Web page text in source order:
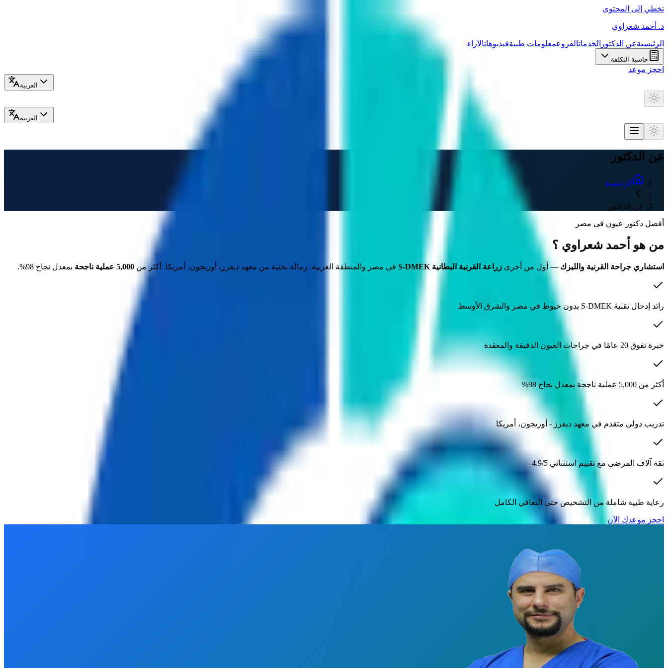
تخطي إلى المحتوى
د. أحمد شعراوي
الرئيسيةعن الدكتور الخدماتالفروعمعلومات طبيةفيديوهاتالآراء
حاسبة التكلفة
احجز موعد
العربية
العربية
عن الدكتور
الرئيسية
عن الدكتور
أفضل دكتور عيون فى مصر
من هو أحمد شعراوي ؟
استشاري جراحة القرنية والليزك — أول من أجرى زراعة القرنية البطانية S-DMEK في مصر والمنطقة العربية. زمالة بحثية من معهد ديفرز، أوريجون، أمريكا. أكثر من 5,000 عملية ناجحة بمعدل نجاح 98%.
رائد إدخال تقنية S-DMEK بدون خيوط في مصر والشرق الأوسط
خبرة تفوق 20 عامًا في جراحات العيون الدقيقة والمعقدة
أكثر من 5,000 عملية ناجحة بمعدل نجاح 98%
تدريب دولي متقدم في معهد ديفرز - أوريجون، أمريكا
ثقة آلاف المرضى مع تقييم استثنائي 4.9/5
رعاية طبية شاملة من التشخيص حتى التعافي الكامل
احجز موعدك الآن